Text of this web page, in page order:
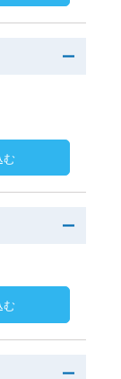
む
む